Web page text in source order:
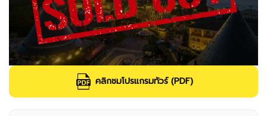
คลิกชมโปรแกรมทัวร์ (PDF)